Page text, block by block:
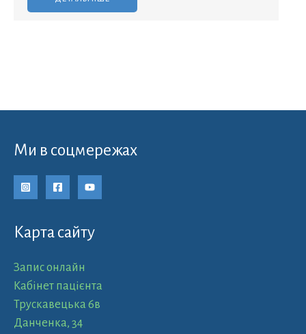
Ми в соцмережах
Карта сайту
Запис онлайн
Кабінет пацієнта
Трускавецька 6в
Данченка, 34